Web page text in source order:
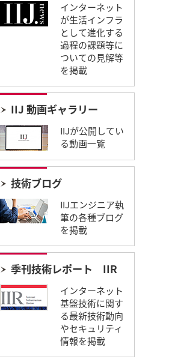
インターネット
が生活インフラ
として進化する
過程の課題等に
ついての見解等
を掲載
IIJ 動画ギャラリー
IIJが公開してい
る動画一覧
技術ブログ
IIJエンジニア執
筆の各種ブログ
を掲載
季刊技術レポート IIR​
インターネット
基盤技術に関す
る最新技術動向
やセキュリティ
情報を掲載